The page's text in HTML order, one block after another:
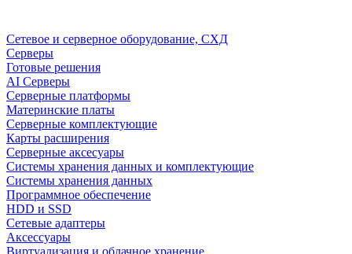
Сетевое и серверное оборудование, СХД
Cерверы
Готовые решения
AI Серверы
Серверные платформы
Материнские платы
Серверные комплектующие
Карты расширения
Серверные аксесуары
Системы хранения данных и комплектующие
Системы хранения данных
Программное обеспечение
HDD и SSD
Сетевые адаптеры
Аксессуары
Виртуализация и облачное хранение